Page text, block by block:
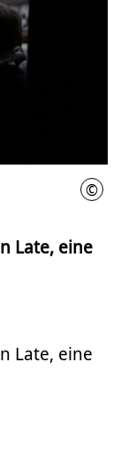
©
Late, eine
Late, eine